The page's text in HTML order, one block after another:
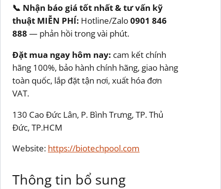
📞 Nhận báo giá tốt nhất & tư vấn kỹ
thuật MIỄN PHÍ: Hotline/Zalo0901 846
888 — phản hồi trong vài phút.
Đặt mua ngay hôm nay: cam kết chính
hãng 100%, bảo hành chính hãng, giao hàng
toàn quốc, lắp đặt tận nơi, xuất hóa đơn
VAT.
130 Cao Đức Lân, P. Bình Trưng, TP. Thủ
Đức, TP.HCM
Website: https://biotechpool.com
Thông tin bổ sung